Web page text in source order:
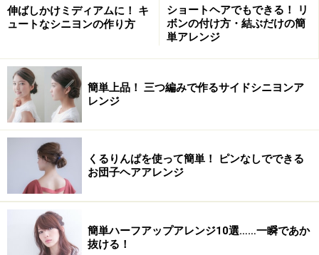
毛先は耳後ろで固定
2.編み込みの毛先は、耳後ろをピンで留めます。ゴムが
正面から見えないように気をつけて。
伸ばしかけミディアムに！ キ
ュートなシニヨンの作り方
ショートヘアでもできる！ リ
ボンの付け方・結ぶだけの簡
単アレンジ
簡単上品！ 三つ編みで作るサイドシニヨンア
レンジ
くるりんぱを使って簡単！ ピンなしでできる
お団子ヘアアレンジ
簡単ハーフアップアレンジ10選……一瞬であか
抜ける！